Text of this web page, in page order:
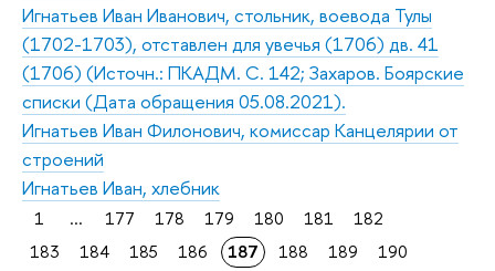
Игнатьев Иван Иванович, стольник, воевода Тулы
(1702-1703), отставлен для увечья (1706) дв. 41
(1706) (Источн.: ПКАДМ. С. 142; Захаров. Боярские
списки (Дата обращения 05.08.2021).
Игнатьев Иван Филонович, комиссар Канцелярии от
строений
Игнатьев Иван, хлебник
1 ... 177 178 179 180 181
182
183
184 185 186 187 188 189
190